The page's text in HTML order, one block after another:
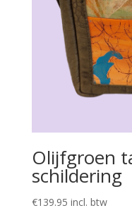
Olijfgroen
schildering
€139.95 incl. btw